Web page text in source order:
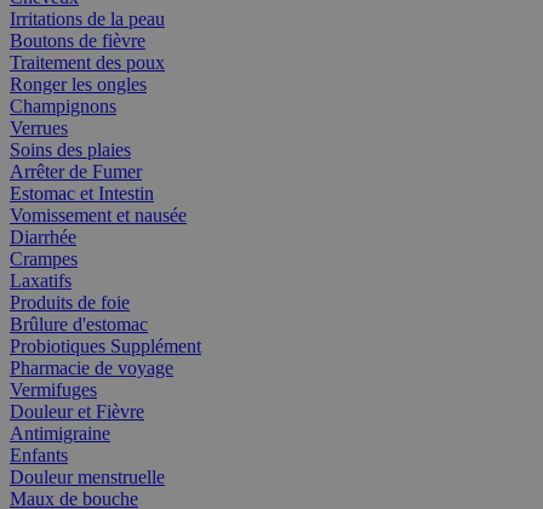
Irritations de la peau
Boutons de fièvre
Traitement des poux
Ronger les ongles
Champignons
Verrues
Soins des plaies
Arrêter de Fumer
Estomac et Intestin
Vomissement et nausée
Diarrhée
Crampes
Laxatifs
Produits de foie
Brûlure d'estomac
Probiotiques Supplément
Pharmacie de voyage
Vermifuges
Douleur et Fièvre
Antimigraine
Enfants
Douleur menstruelle
Maux de bouche